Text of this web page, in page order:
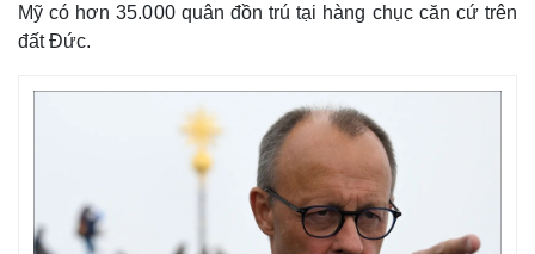
Mỹ có hơn 35.000 quân đồn trú tại hàng chục căn cứ trên
đất Đức.